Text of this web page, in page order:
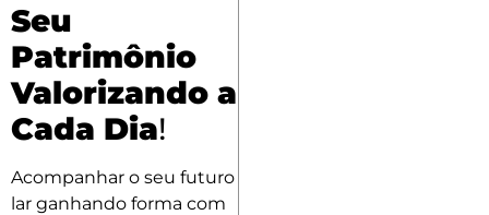
Seu
Patrimônio
Valorizando a
Cada Dia!
Acompanhar o seu futuro
lar ganhando forma com